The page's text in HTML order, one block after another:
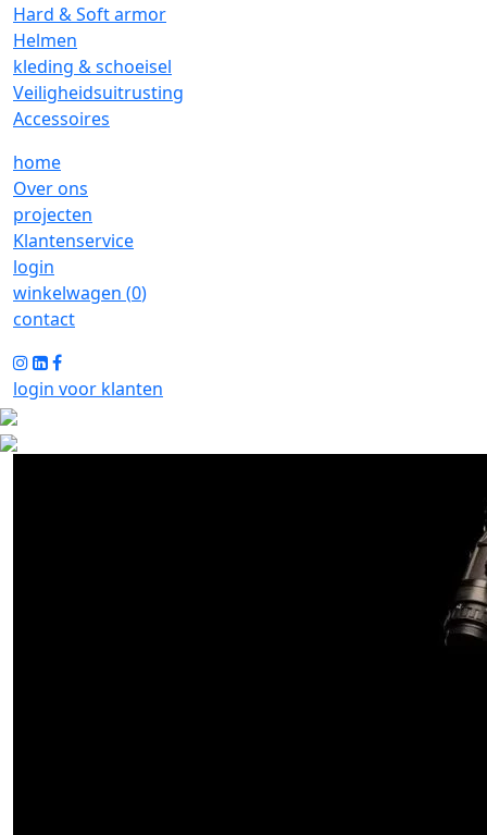
Hard & Soft armor
Helmen
kleding & schoeisel
Veiligheidsuitrusting
Accessoires
home
Over ons
projecten
Klantenservice
login
winkelwagen (0)
contact
login voor klanten